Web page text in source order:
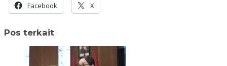
Facebook X
Pos terkait